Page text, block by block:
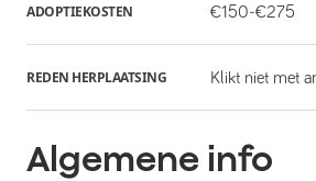
ADOPTIEKOSTEN €150-€275
REDEN HERPLAATSING Klikt niet met
Algemene info